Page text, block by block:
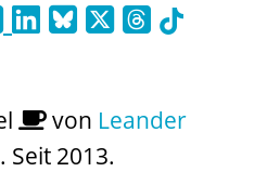
von Leander
. Seit 2013.